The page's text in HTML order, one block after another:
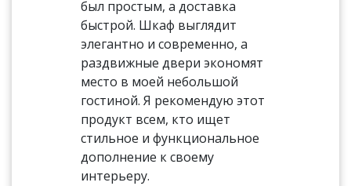
был простым, а доставка
быстрой. Шкаф выглядит
элегантно и современно, а
раздвижные двери экономят
место в моей небольшой
гостиной. Я рекомендую этот
продукт всем, кто ищет
стильное и функциональное
дополнение к своему
интерьеру.